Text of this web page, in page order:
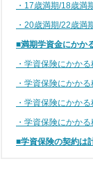
・17歳満期/18歳満
・20歳満期/22歳満
■満期学資金にかか
・学資保険にかか
・学資保険にかか
・学資保険にかか
・学資保険にかか
■学資保険の契約は